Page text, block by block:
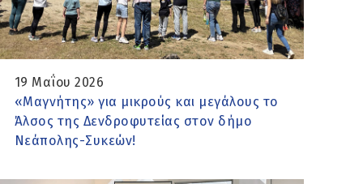
19 Μαΐου 2026
«Μαγνήτης» για μικρούς και μεγάλους το
Άλσος της Δενδροφυτείας στον δήμο
Νεάπολης-Συκεών!